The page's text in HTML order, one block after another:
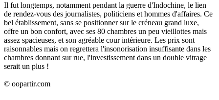
Il fut longtemps, notamment pendant la guerre d'Indochine, le lien
de rendez-vous des journalistes, politiciens et hommes d'affaires. Ce
bel établissement, sans se positionner sur le créneau grand luxe,
offre un bon confort, avec ses 80 chambres un peu vieillottes mais
assez spacieuses, et son agréable cour intérieure. Les prix sont
raisonnables mais on regrettera l'insonorisation insuffisante dans les
chambres donnant sur rue, l'investissement dans un double vitrage
serait un plus !
© oopartir.com